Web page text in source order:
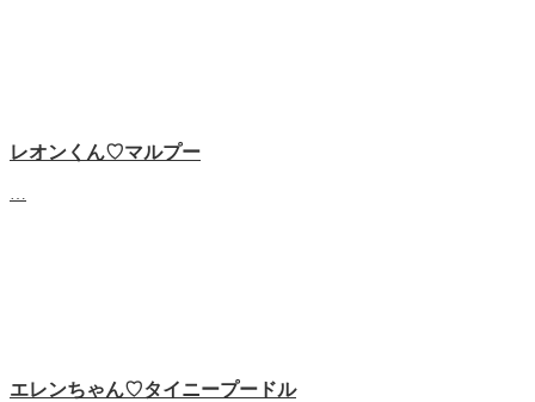
レオンくん♡マルプー
エレンちゃん♡タイニープードル